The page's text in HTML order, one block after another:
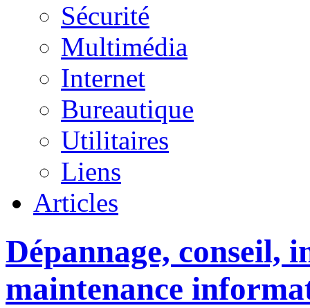
Sécurité
Multimédia
Internet
Bureautique
Utilitaires
Liens
Articles
Dépannage, conseil,
maintenance